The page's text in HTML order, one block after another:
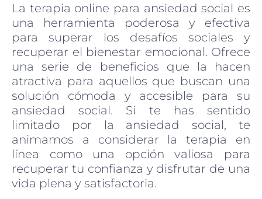
La terapia online para ansiedad social es
una herramienta poderosa y efectiva
para superar los desafíos sociales y
recuperar el bienestar emocional. Ofrece
una serie de beneficios que la hacen
atractiva para aquellos que buscan una
solución cómoda y accesible para su
ansiedad social. Si te has sentido
limitado por la ansiedad social, te
animamos a considerar la terapia en
línea como una opción valiosa para
recuperar tu confianza y disfrutar de una
vida plena y satisfactoria.